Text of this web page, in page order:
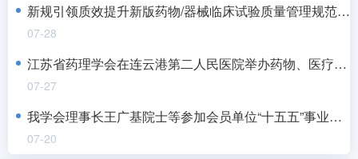
新规引领质效提升新版药物/器械临床试验质量管理规范与伦理审查能力提升培训班在宁成功举办
07-28
江苏省药理学会在连云港第二人民医院举办药物、医疗器械临床试验质量管理规范及伦理审查培训班
07-27
我学会理事长王广基院士等参加会员单位“十五五”事业发展规划战略专家咨询会
07-20